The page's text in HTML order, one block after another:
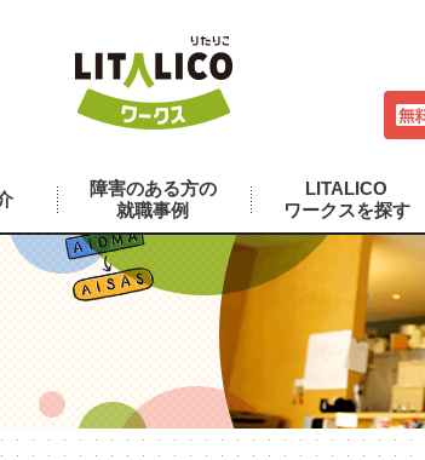
障害のある方の
就職事例
LITALICO
ワークスを探す